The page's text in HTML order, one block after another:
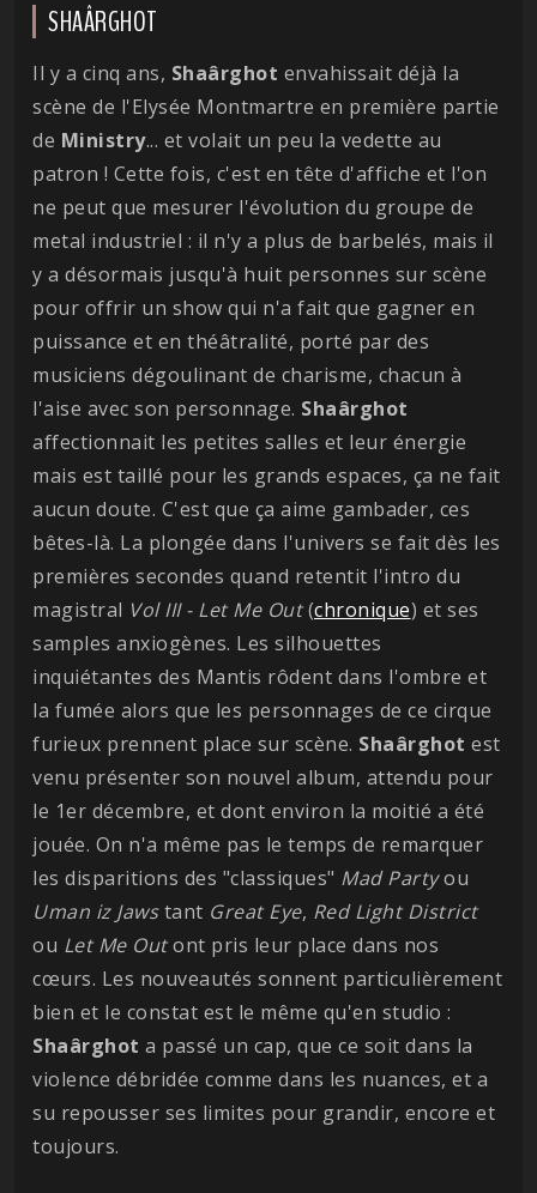
SHAÂRGHOT
Il y a cinq ans, Shaârghot envahissait déjà la
scène de l'Elysée Montmartre en première partie
de Ministry... et volait un peu la vedette au
patron ! Cette fois, c'est en tête d'affiche et l'on
ne peut que mesurer l'évolution du groupe de
metal industriel : il n'y a plus de barbelés, mais il
y a désormais jusqu'à huit personnes sur scène
pour offrir un show qui n'a fait que gagner en
puissance et en théâtralité, porté par des
musiciens dégoulinant de charisme, chacun à
l'aise avec son personnage. Shaârghot
affectionnait les petites salles et leur énergie
mais est taillé pour les grands espaces, ça ne fait
aucun doute. C'est que ça aime gambader, ces
bêtes-là. La plongée dans l'univers se fait dès les
premières secondes quand retentit l'intro du
magistral Vol III - Let Me Out(chronique) et ses
samples anxiogènes. Les silhouettes
inquiétantes des Mantis rôdent dans l'ombre et
la fumée alors que les personnages de ce cirque
furieux prennent place sur scène. Shaârghot est
venu présenter son nouvel album, attendu pour
le 1er décembre, et dont environ la moitié a été
jouée. On n'a même pas le temps de remarquer
les disparitions des "classiques" Mad Partyou
Uman iz Jawstant Great Eye, Red Light District
ou Let Me Outont pris leur place dans nos
cœurs. Les nouveautés sonnent particulièrement
bien et le constat est le même qu'en studio :
Shaârghot a passé un cap, que ce soit dans la
violence débridée comme dans les nuances, et a
su repousser ses limites pour grandir, encore et
toujours.